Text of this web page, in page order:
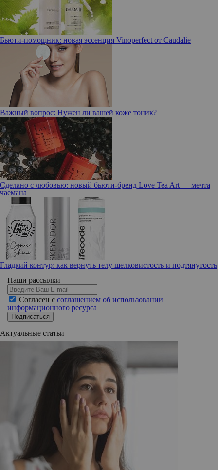
Бьюти-помощник: новая эссенция Vinoperfect от Caudalie
Важный вопрос: Нужен ли вашей коже тоник?
Сделано с любовью: новый бьюти-бренд Love Tea Art — мечта
чаемана
Гладкий контур: как вернуть телу шелковистость и подтянутость
Наши рассылки
Согласен с соглашением об использовании
информационного ресурса
Подписаться
Актуальные статьи